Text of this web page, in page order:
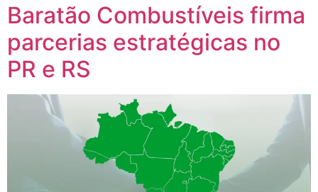
Baratão Combustíveis firma
parcerias estratégicas no
PR e RS